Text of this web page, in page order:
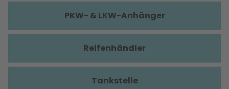
PKW- & LKW-Anhänger
Reifenhändler
Tankstelle